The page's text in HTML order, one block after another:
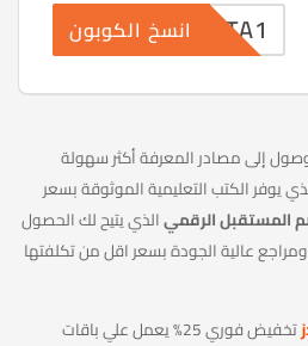
TA1 انسخ الكوبون
إلى مصادر المعرفة أكثر سهولة
يوفر الكتب التعليمية الموثوقة بسعر
المستقبل الرقميالذي يتيح لك الحصول
عالية الجودة بسعر اقل من تكلفتها
تخفيض فوري 25% يعمل علي باقات